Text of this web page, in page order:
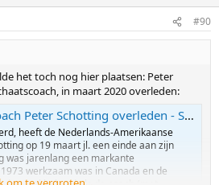
#90
het toch nog hier plaatsen: Peter
in maart 2020 overleden:
Schotting overleden - Sportgeschiedenis
heeft de Nederlands-Amerikaanse
op 19 maart jl. een einde aan zijn
was jarenlang een markante
werkzaam was in Canada en de